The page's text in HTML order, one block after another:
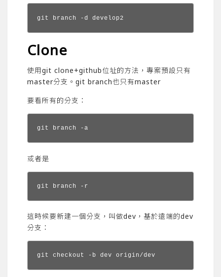
git branch -d develop2
Clone
使用git clone+github位址的方法，專案預設只有
master分支。git branch也只有master
要看所有的分支：
git branch -a
或者是
git branch -r
這時候要新建一個分支，叫做dev，基於遠端的dev
分支：
git checkout -b dev origin/dev